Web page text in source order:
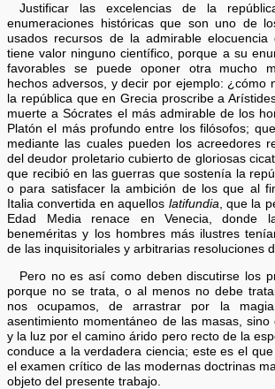
Justificar las excelencias de la
enumeraciones históricas que son uno de
usados recursos de la admirable elocuencia
tiene valor ninguno científico, porque a su
favorables se puede oponer otra mucho
hechos adversos, y decir por ejemplo: ¿cómo
la república que en Grecia proscribe a
muerte a Sócrates el más admirable de los
Platón el más profundo entre los filósofos;
mediante las cuales pueden los acreedores
del deudor proletario cubierto de gloriosas
que recibió en las guerras que sostenía la
o para satisfacer la ambición de los que al
Italia convertida en aquellos latifundia , que la
Edad Media renace en Venecia, donde
beneméritas y los hombres más ilustres
de las inquisitoriales y arbitrarias resoluciones
Pero no es así como deben discutirse los
porque no se trata, o al menos no debe
nos ocupamos, de arrastrar por la
asentimiento momentáneo de las masas,
y la luz por el camino árido pero recto de la
conduce a la verdadera ciencia; este es el
el examen crítico de las modernas doctrinas
objeto del presente trabajo.